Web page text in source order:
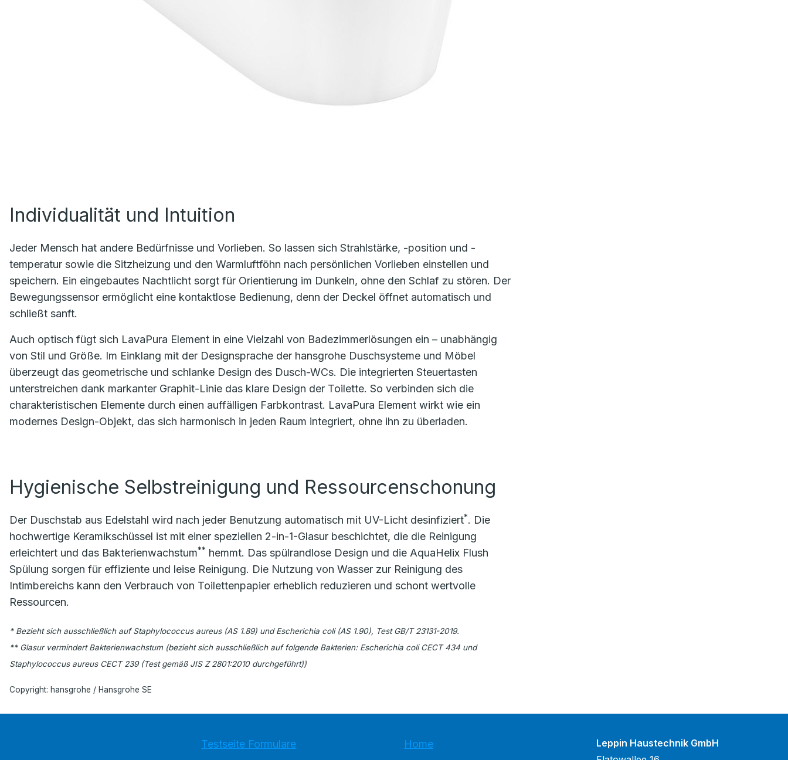
Individualität und Intuition
Jeder Mensch hat andere Bedürfnisse und Vorlieben. So lassen sich Strahlstärke, -position und -
temperatur sowie die Sitzheizung und den Warmluftföhn nach persönlichen Vorlieben einstellen und
speichern. Ein eingebautes Nachtlicht sorgt für Orientierung im Dunkeln, ohne den Schlaf zu stören. Der
Bewegungssensor ermöglicht eine kontaktlose Bedienung, denn der Deckel öffnet automatisch und
schließt sanft.
Auch optisch fügt sich LavaPura Element in eine Vielzahl von Badezimmerlösungen ein – unabhängig
von Stil und Größe. Im Einklang mit der Designsprache der hansgrohe Duschsysteme und Möbel
überzeugt das geometrische und schlanke Design des Dusch-WCs. Die integrierten Steuertasten
unterstreichen dank markanter Graphit-Linie das klare Design der Toilette. So verbinden sich die
charakteristischen Elemente durch einen auffälligen Farbkontrast. LavaPura Element wirkt wie ein
modernes Design-Objekt, das sich harmonisch in jeden Raum integriert, ohne ihn zu überladen.
Hygienische Selbstreinigung und Ressourcenschonung
Der Duschstab aus Edelstahl wird nach jeder Benutzung automatisch mit UV-Licht desinfiziert*. Die
hochwertige Keramikschüssel ist mit einer speziellen 2-in-1-Glasur beschichtet, die die Reinigung
erleichtert und das Bakterienwachstum** hemmt. Das spülrandlose Design und die AquaHelix Flush
Spülung sorgen für effiziente und leise Reinigung. Die Nutzung von Wasser zur Reinigung des
Intimbereichs kann den Verbrauch von Toilettenpapier erheblich reduzieren und schont wertvolle
Ressourcen.
* Bezieht sich ausschließlich auf Staphylococcus aureus (AS 1.89) und Escherichia coli (AS 1.90), Test GB/T 23131-2019.
** Glasur vermindert Bakterienwachstum (bezieht sich ausschließlich auf folgende Bakterien: Escherichia coli CECT 434 und
Staphylococcus aureus CECT 239 (Test gemäß JIS Z 2801:2010 durchgeführt))
Copyright: hansgrohe / Hansgrohe SE
Testseite Formulare
Home
Leppin Haustechnik GmbH